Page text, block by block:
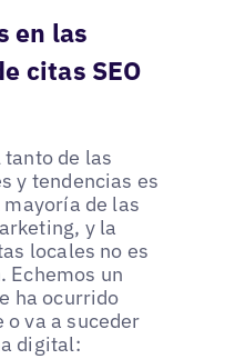
en las
citas SEO
de las
y tendencias es
de las
y la
locales no es
Echemos un
ha ocurrido
va a suceder
digital: